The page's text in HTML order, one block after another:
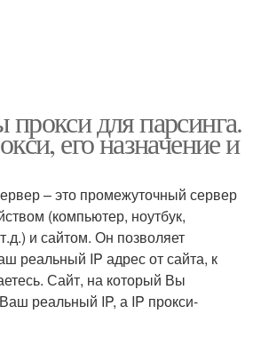
для парсинга.
его назначение и
– это промежуточный сервер
(компьютер, ноутбук,
и сайтом. Он позволяет
реальный IP адрес от сайта, к
Сайт, на который Вы
реальный IP, а IP прокси-